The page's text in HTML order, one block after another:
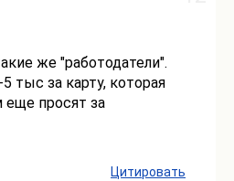
же "работодатели".
тыс за карту, которая
еще просят за
Цитировать